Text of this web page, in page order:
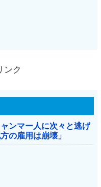
ンク
ンマー人に次々と逃げ
の雇用は崩壊」